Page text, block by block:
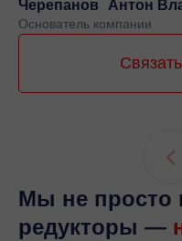
Черепанов Антон
Основатель компании
Мы не просто
редукторы —